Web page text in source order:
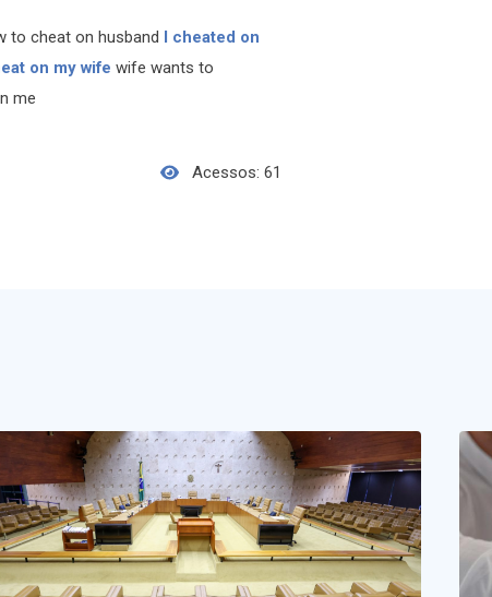
to cheat on husband I cheated on
on my wife wife wants to
me
Acessos: 61